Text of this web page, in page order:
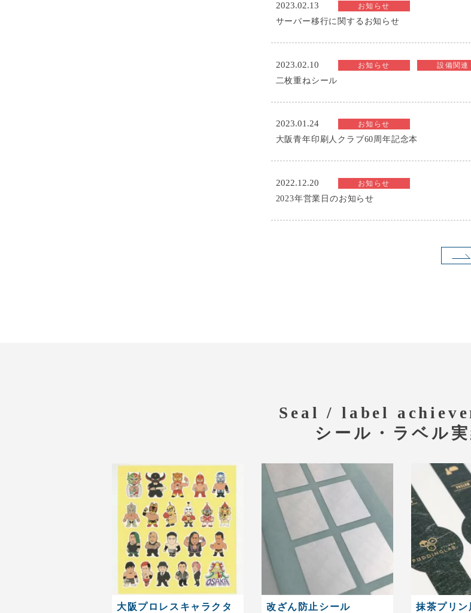
2023.02.13 お知らせ
サーバー移行に関するお知らせ
2023.02.10 お知らせ 設備関連
二枚重ねシール
2023.01.24 お知らせ
大阪青年印刷人クラブ60周年記念本
2022.12.20 お知らせ
2023年営業日のお知らせ
Seal / label
シール・ラベル
大阪プロレスキャラクタ
改ざん防止シール 抹茶プリ